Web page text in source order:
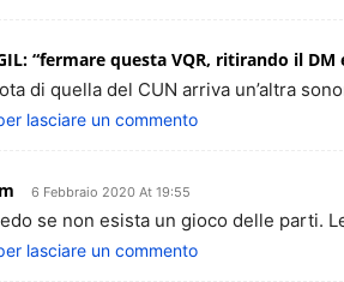
“fermare questa VQR, ritirando il DM
di quella del CUN arriva un’altra
lasciare un commento
6 Febbraio 2020 At 19:55
se non esista un gioco delle parti.
lasciare un commento